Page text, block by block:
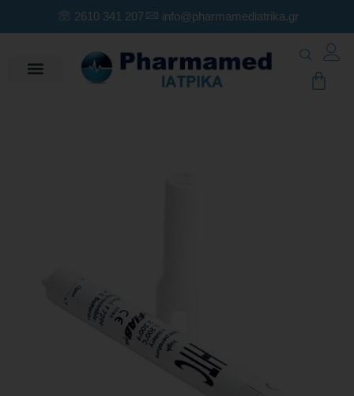
2610 341 207 info@pharmamediatrika.gr